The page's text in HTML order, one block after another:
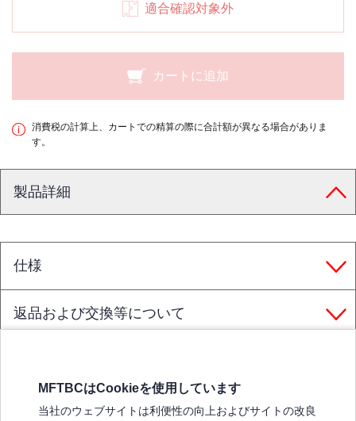
適合確認対象外
カートに追加
消費税の計算上、カートでの精算の際に合計額が異なる場合がありま
す。
製品詳細
仕様
返品および交換等について
MFTBCはCookieを使用しています
当社のウェブサイトは利便性の向上およびサイトの改良